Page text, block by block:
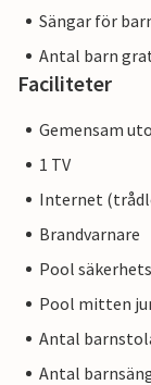
Sängar för
Antal barn
Faciliteter
Gemensam
1 TV
Internet
Brandvarnare
Pool
Pool mitten
Antal
Antal